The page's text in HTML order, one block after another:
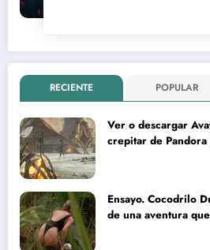
RECIENTE POPULAR
Ver o descargar
crepitar de
Ensayo. Cocodrilo
de una aventura